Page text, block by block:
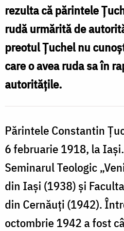
rezulta că părintele
rudă urmărită de
preotul Țuchel nu
care o avea ruda sa în
autoritățile.
Părintele Constantin
6 februarie 1918, la
Seminarul Teologic
din Iași (1938) și
din Cernăuți (1942).
octombrie 1942 a fost